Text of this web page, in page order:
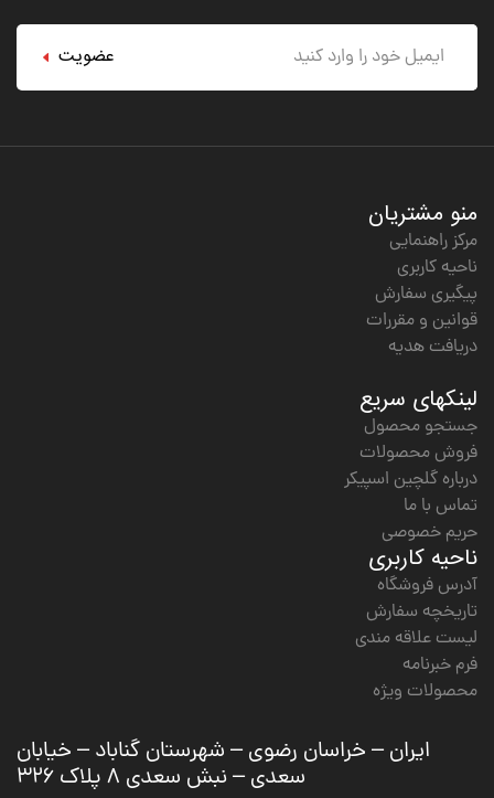
عضویت
منو مشتریان
مرکز راهنمایی
ناحیه کاربری
پیگیری سفارش
قوانین و مقررات
دریافت هدیه
لینکهای سریع
جستجو محصول
فروش محصولات
درباره گلچین اسپیکر
تماس با ما
حریم خصوصی
ناحیه کاربری
آدرس فروشگاه
تاریخچه سفارش
لیست علاقه مندی
فرم خبرنامه
محصولات ویژه
ایران – خراسان رضوی – شهرستان گناباد – خیابان
سعدی – نبش سعدی ۸ پلاک ۳۲۶